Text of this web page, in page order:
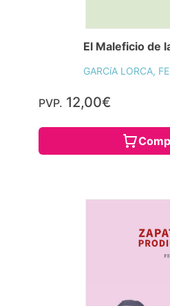
El Maleficio de
GARCíA LORCA,
PVP. 12,00€